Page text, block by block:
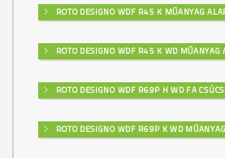
M331
M332
ROTO DESIGNO WDF R45 K MŰANYAG
ROTO DESIGNO WDF R45 K WD MŰANYAG
ROTO DESIGNO WDF R69P H WD FA
ROTO DESIGNO WDF R69P K WD